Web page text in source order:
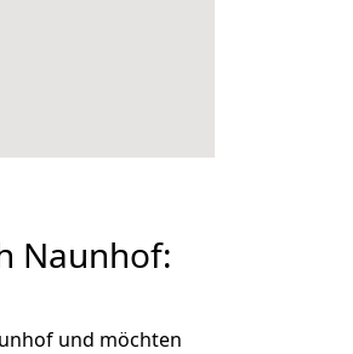
Naunhof:
und möchten